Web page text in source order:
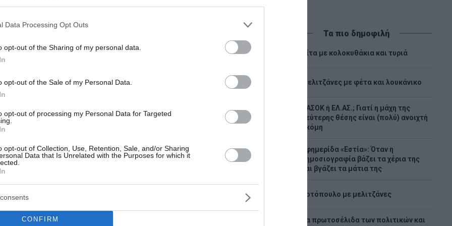
Data Processing Opt Outs
opt-out of the Sharing of my personal data.
opt-out of the Sale of my Personal Data.
opt-out of processing my Personal Data for Targeted
opt-out of Collection, Use, Retention, Sale, and/or Sharing
Data that Is Unrelated with the Purposes for which it
CONFIRM
«Εθνικό
δασοπυρόσβεση –
άμεσα οι
στους
Σκέρτσο:: «Οι πίνακες και οι
αναλύσεις του διαρκούν όσο
ένα ηλιοβασίλεμα»
Τα πιο δημοφιλή
Πίτα με κολοκυθάκια και τυριά
Μελιτζάνες με φέτα και λουκάνικο
ΠΑΣΟΚ ή ΕΛ.ΑΣ.; Γιατί η μάχη της
δεύτερης θέσης είναι (πολύ) ανοιχτή
ακόμη
Εφημερίδα «Εστία»: Όταν η
δημοσιογραφία βάζει τα χέρια της
και βγάζει τα μάτια της
Κοτόπουλο με μελιτζάνες
Τα πρωτοσέλιδα των πολιτικών και